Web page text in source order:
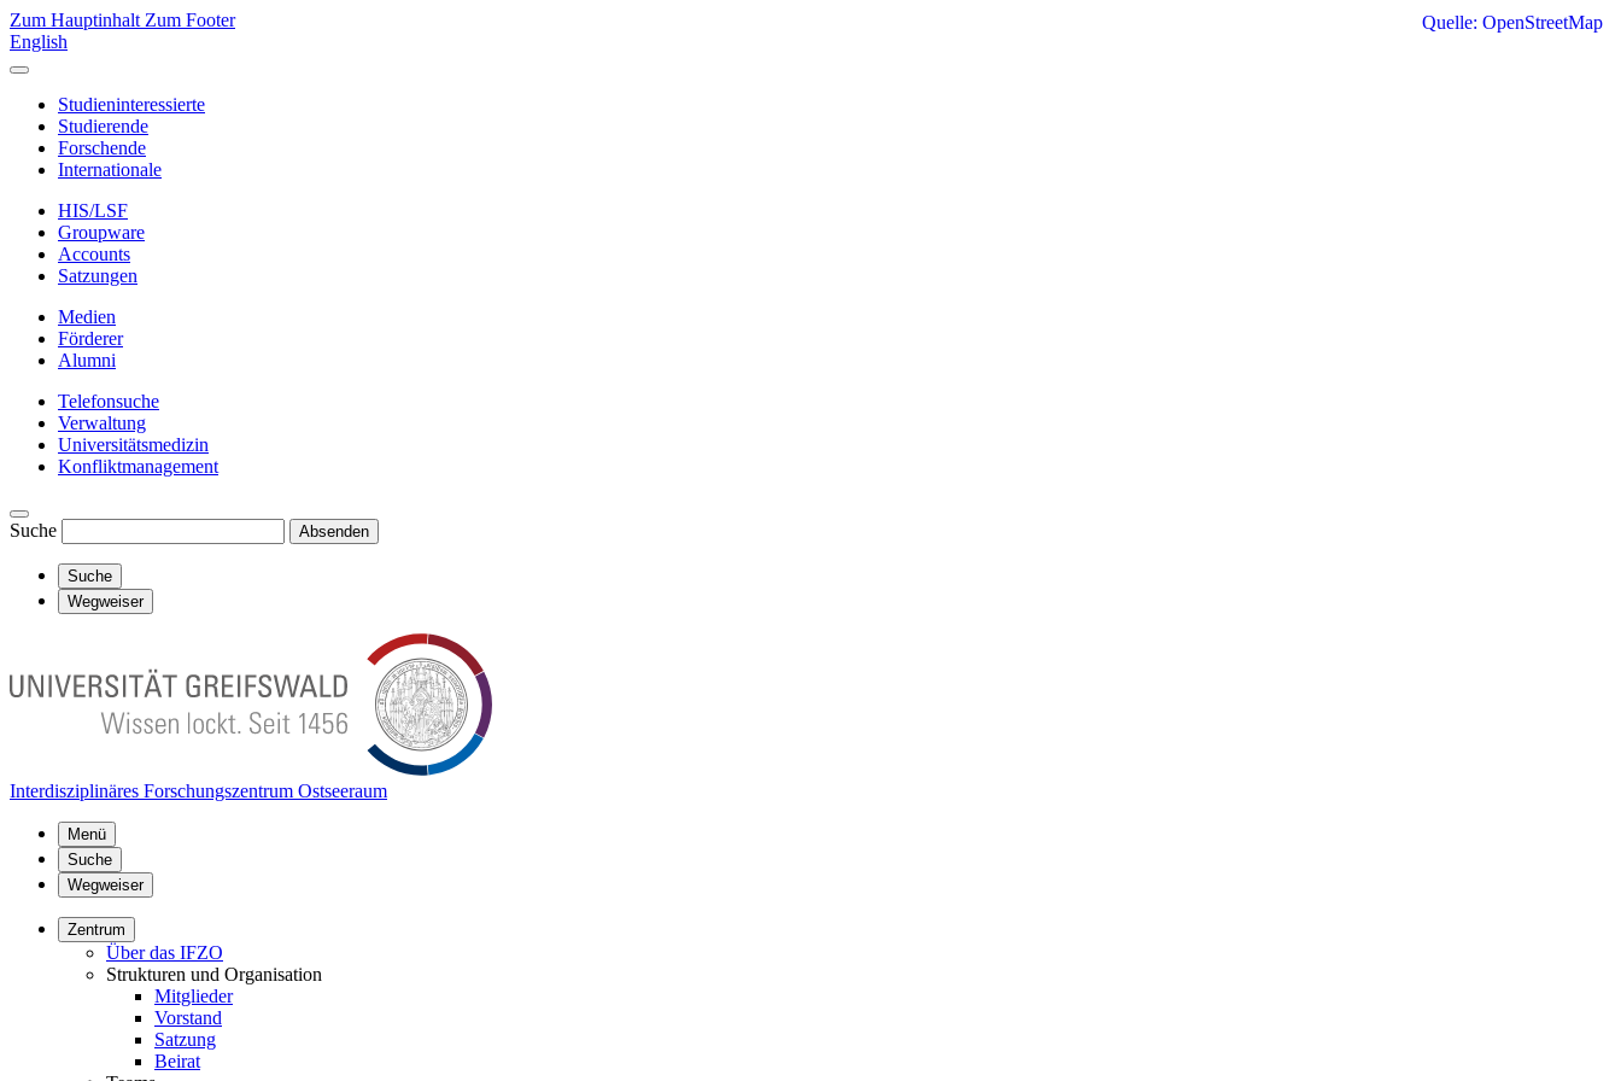
Zum Hauptinhalt Zum Footer
English
Studieninteressierte
Studierende
Forschende
Internationale
HIS/LSF
Groupware
Accounts
Satzungen
Medien
Förderer
Alumni
Telefonsuche
Verwaltung
Universitätsmedizin
Konfliktmanagement
Suche Absenden
Suche
Wegweiser
Interdisziplinäres Forschungszentrum Ostseeraum
Menü
Suche
Wegweiser
Zentrum
Über das IFZO
Strukturen und Organisation
Mitglieder
Vorstand
Satzung
Beirat
Quelle: OpenStreetMap